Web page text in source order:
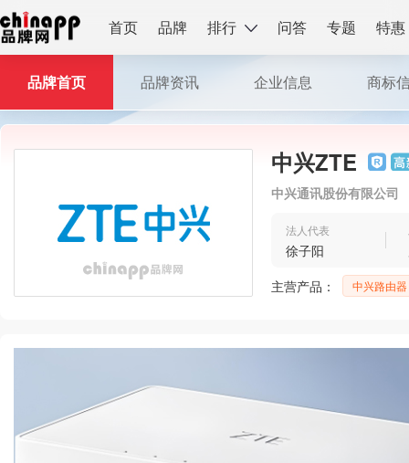
首页 品牌 排行 问答 专题 特惠
中兴ZTE
中兴通讯股份有限公司
法人代表
徐子阳
主营产品：
中兴路由器
品牌首页 品牌资讯 企业信息 商标